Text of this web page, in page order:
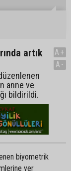
artık
anne ve
bildirildi.
A+
A-
biyometrik
yer